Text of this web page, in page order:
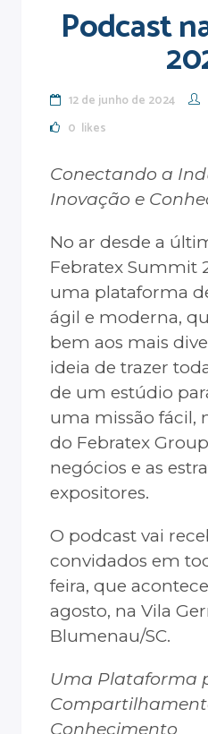
Podcast
12 de junho de 2024
0 likes
Conectando a
Inovação e
No ar desde a
Febratex Summit
uma plataforma
ágil e moderna,
bem aos mais
ideia de trazer
de um estúdio
uma missão fácil,
do Febratex
negócios e as
expositores.
O podcast vai
convidados em
feira, que
agosto, na Vila
Blumenau/SC.
Uma Plataforma
Conhecimento